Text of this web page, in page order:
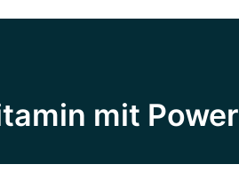
mit Power